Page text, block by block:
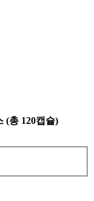
(총 120캡슐)